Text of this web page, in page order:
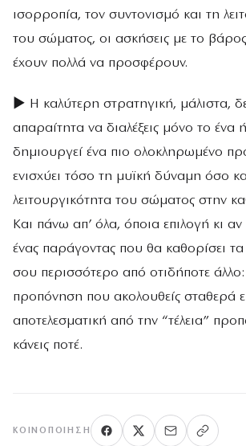
ισορροπία, τον συντονισμό και τη
του σώματος, οι ασκήσεις με το
έχουν πολλά να προσφέρουν.
► Η καλύτερη στρατηγική, μάλιστα,
απαραίτητα να διαλέξεις μόνο το ένα
δημιουργεί ένα πιο ολοκληρωμένο
ενισχύει τόσο τη μυϊκή δύναμη όσο
λειτουργικότητα του σώματος στην
Και πάνω απ’ όλα, όποια επιλογή κι αν
ένας παράγοντας που θα καθορίσει
σου περισσότερο από οτιδήποτε
προπόνηση που ακολουθείς σταθερά
αποτελεσματική από την “τέλεια”
κάνεις ποτέ.
ΚΟΙΝΟΠΟΊΗΣΗ